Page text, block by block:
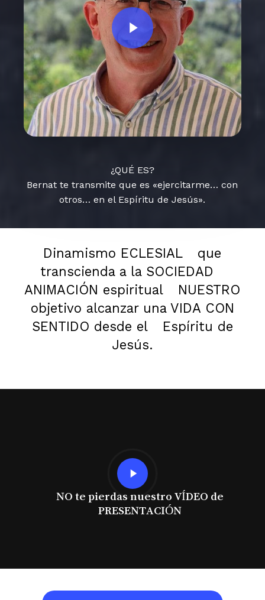
Play Video
¿QUÉ ES?
Bernat te transmite que es «ejercitarme… con
otros… en el Espíritu de Jesús».
Dinamismo ECLESIAL
que
transcienda a la SOCIEDAD
ANIMACIÓN espiritual
NUESTRO
objetivo alcanzar una VIDA CON
SENTIDO desde el
Espíritu de
Jesús.
Play
Video
NO te pierdas nuestro VÍDEO de
PRESENTACIÓN